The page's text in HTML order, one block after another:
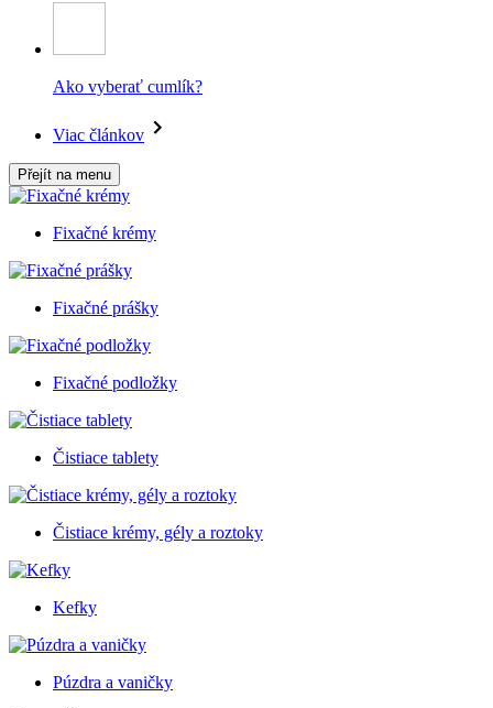
Ako vyberať cumlík?
Viac článkov
Přejít na menu
Fixačné krémy
Fixačné prášky
Fixačné podložky
Čistiace tablety
Čistiace krémy, gély a roztoky
Kefky
Púzdra a vaničky